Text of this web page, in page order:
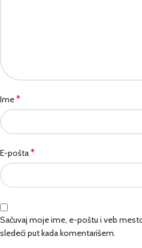
Ime*
E-pošta*
Sačuvaj moje ime, e-poštu i veb
sledeći put kada komentarišem.